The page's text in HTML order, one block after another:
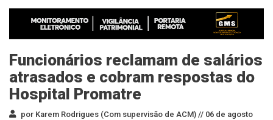
Funcionários reclamam de salários
atrasados e cobram respostas do
Hospital Promatre
por Karem Rodrigues (Com supervisão de ACM) // 06 de agosto